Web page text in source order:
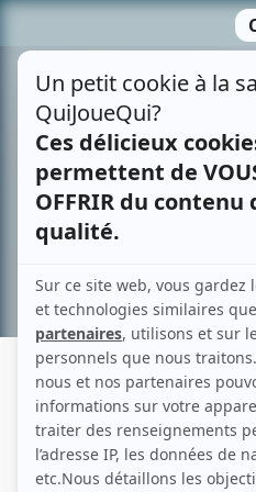
contenu
PAUL MACKAN
Liens
Fiche de Paul Mackan sur Showbizz.net